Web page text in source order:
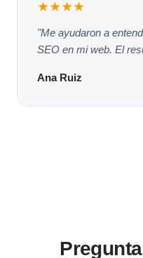
★★★★
"Me ayudaron a
SEO en mi web. El
Ana Ruiz